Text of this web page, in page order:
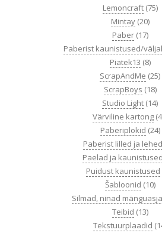
Lemoncraft (75)
Mintay (20)
Paber (17)
Paberist kaunistused/
Piatek13 (8)
ScrapAndMe (25)
ScrapBoys (18)
Studio Light (14)
Värviline kartong
Paberiplokid (24)
Paberist lilled ja lehed
Paelad ja kaunistused
Puidust kaunistused
Šabloonid (10)
Silmad, ninad
Teibid (13)
Tekstuurplaadid